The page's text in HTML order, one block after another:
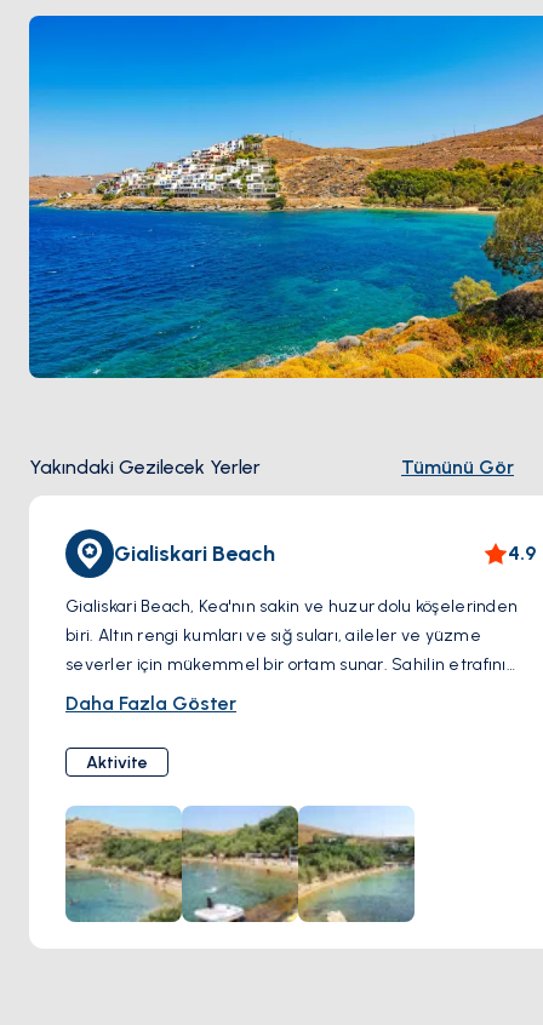
(Hora) iç tepelerde 5 kilometre doğuda yer alıyor;
taş aslan
heykeli'yle surlu bir ortaçağ kasabası. KeaLavrion
yelkenle 30 dakika. SezonMayıs ile Ekimarası açık;
meltemi zirvesi Temmuz-Ağustos.
Yakındaki Gezilecek Yerler Tümünü Gör
Gialiskari Beach 4.9
Gialiskari Beach, Kea'nın sakin ve huzur dolu köşelerinden
biri. Altın rengi kumları ve sığ suları, aileler ve yüzme
severler için mükemmel bir ortam sunar. Sahilin etrafını
saran yemyeşil ağaçlar, gün boyu gölge arayanlar için doğal
tavernalarda taze deniz ürünlerinin tadına varabilirsiniz.
Daha Fazla Göster
Aktivite